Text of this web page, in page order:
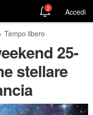
2 Accedi
Tempo libero
25-
stellare